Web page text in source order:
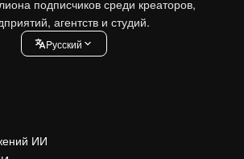
подписчиков среди креаторов,
агентств и студий.
Pусский
ИИ